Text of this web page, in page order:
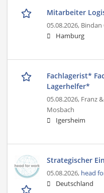
Mitarbeiter
05.08.2026, Bindan
Hamburg
Fachlagerist*
Lagerhelfer*
05.08.2026, Franz
Mosbach
Igersheim
Strategischer
05.08.2026, head
Deutschland